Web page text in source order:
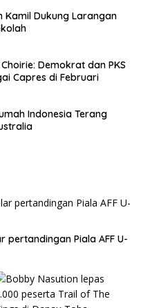
Kamil Dukung Larangan
Demokrat dan PKS
Capres di Februari
Indonesia Terang
pertandingan Piala AFF U-